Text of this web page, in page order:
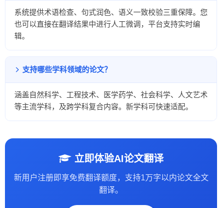
系统提供术语检查、句式润色、语义一致校验三重保障。您
也可以直接在翻译结果中进行人工微调，平台支持实时编
辑。
支持哪些学科领域的论文？
涵盖自然科学、工程技术、医学药学、社会科学、人文艺术
等主流学科，及跨学科复合内容。新学科可快速适配。
立即体验AI论文翻译
新用户注册即享免费翻译额度，支持1万字以内论文全文
翻译。